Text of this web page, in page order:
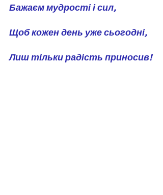
Бажаєм мудрості і сил,
Щоб кожен день уже сьогодні,
Лиш тільки радість приносив!